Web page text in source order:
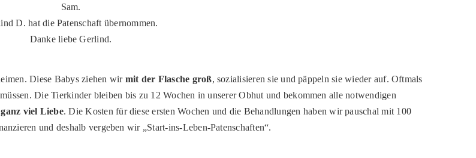
Sam.
D. hat die Patenschaft übernommen.
Danke liebe Gerlind.
Diese Babys ziehen wir mit der Flasche groß, sozialisieren sie und päppeln sie wieder auf. Oftmals
Die Tierkinder bleiben bis zu 12 Wochen in unserer Obhut und bekommen alle notwendigen
viel Liebe. Die Kosten für diese ersten Wochen und die Behandlungen haben wir pauschal mit 100
und deshalb vergeben wir „Start-ins-Leben-Patenschaften“.